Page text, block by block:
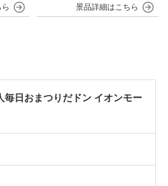
毎日おまつりだドン イオンモー